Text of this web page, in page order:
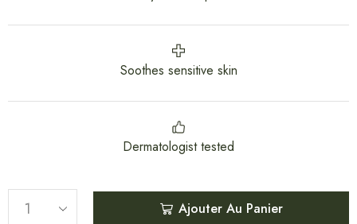
Soothes sensitive skin
Dermatologist tested
Ajouter Au Panier